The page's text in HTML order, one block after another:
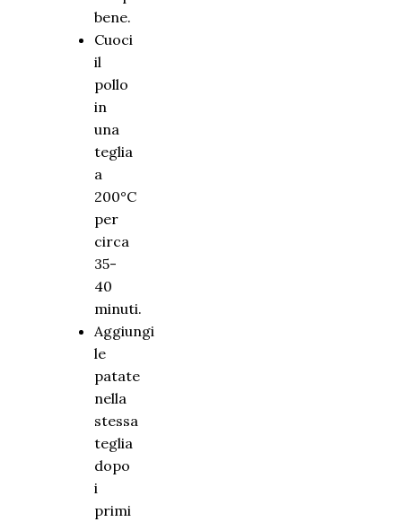
bene.
Cuoci
il
pollo
in
una
teglia
a
200°C
per
circa
35-
40
minuti.
Aggiungi
le
patate
nella
stessa
teglia
dopo
i
primi